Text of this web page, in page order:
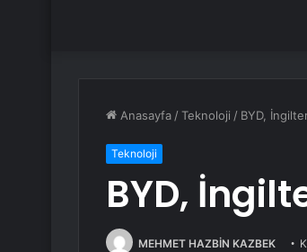
Anasayfa /Teknoloji / BYD,
Teknoloji
BYD,
MEHMET HAZBİN KAZBEK